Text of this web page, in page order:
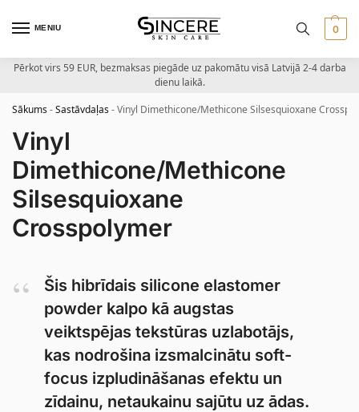
MENIU 0
Pērkot virs 59 EUR, bezmaksas piegāde uz pakomātu visā Latvijā 2-4 darba
dienu laikā.
Sākums-Sastāvdaļas-Vinyl Dimethicone/Methicone Silsesquioxane
Vinyl
Dimethicone/Methicone
Silsesquioxane
Crosspolymer
Šis hibrīdais silicone elastomer
powder kalpo kā augstas
veiktspējas tekstūras uzlabotājs,
kas nodrošina izsmalcinātu soft-
focus izpludināšanas efektu un
zīdainu, netaukainu sajūtu uz ādas.